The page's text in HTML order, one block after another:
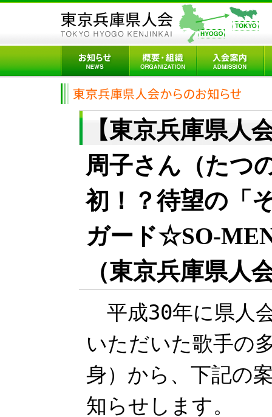
【東京兵庫県人
周子さん（たつ
初！？待望の「
ガード☆SO-
（東京兵庫県人
平成30年に県人
いただいた歌手の
身）から、下記の
知らせします。